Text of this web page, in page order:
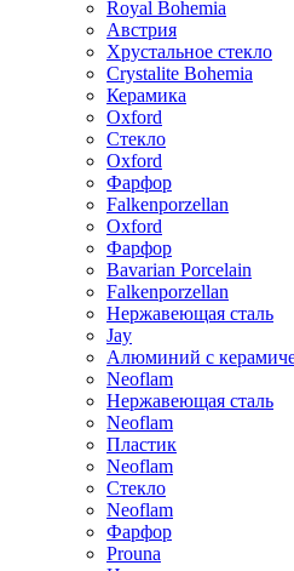
Royal Bohemia
Австрия
Хрустальное стекло
Crystalite Bohemia
Керамика
Oxford
Стекло
Oxford
Фарфор
Falkenporzellan
Oxford
Фарфор
Bavarian Porcelain
Falkenporzellan
Нержавеющая сталь
Jay
Алюминий с
Neoflam
Нержавеющая сталь
Neoflam
Пластик
Neoflam
Стекло
Neoflam
Фарфор
Prouna